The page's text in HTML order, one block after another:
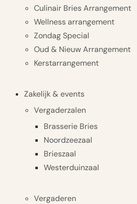
Culinair Bries Arrangement
Wellness arrangement
Zondag Special
Oud & Nieuw Arrangement
Kerstarrangement
Zakelijk & events
Vergaderzalen
Brasserie Bries
Noordzeezaal
Brieszaal
Westerduinzaal
Vergaderen